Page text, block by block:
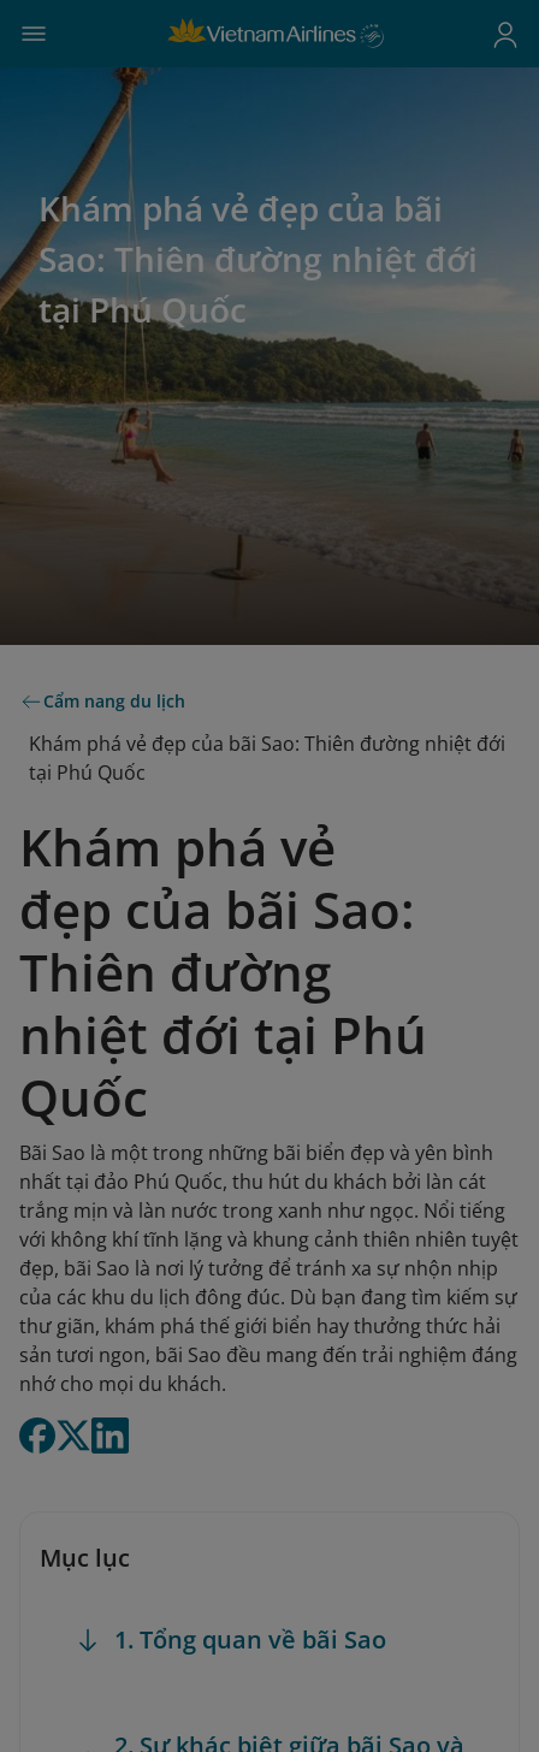
Khám phá vẻ đẹp của bãi
Sao: Thiên đường nhiệt đới
tại Phú Quốc
Cẩm nang du lịch
Khám phá vẻ đẹp của bãi Sao: Thiên đường nhiệt đới
tại Phú Quốc
Khám phá vẻ
đẹp của bãi Sao:
Thiên đường
nhiệt đới tại Phú
Quốc
Bãi Sao là một trong những bãi biển đẹp và yên bình
nhất tại đảo Phú Quốc, thu hút du khách bởi làn cát
trắng mịn và làn nước trong xanh như ngọc. Nổi tiếng
với không khí tĩnh lặng và khung cảnh thiên nhiên tuyệt
đẹp, bãi Sao là nơi lý tưởng để tránh xa sự nhộn nhịp
của các khu du lịch đông đúc. Dù bạn đang tìm kiếm sự
thư giãn, khám phá thế giới biển hay thưởng thức hải
sản tươi ngon, bãi Sao đều mang đến trải nghiệm đáng
nhớ cho mọi du khách.
Mục lục
1. Tổng quan về bãi Sao
2. Sự khác biệt giữa bãi Sao và